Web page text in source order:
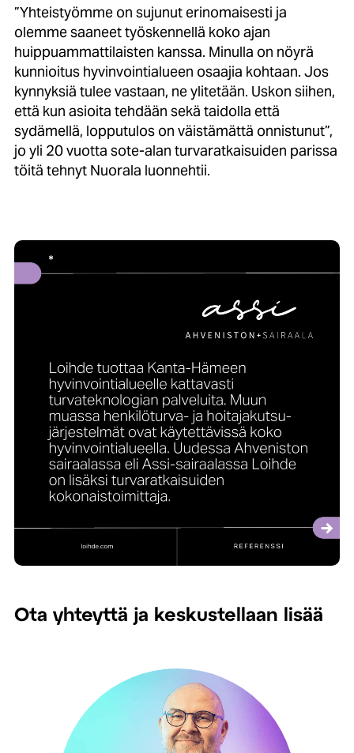
”Yhteistyömme on sujunut erinomaisesti ja
olemme saaneet työskennellä koko ajan
huippuammattilaisten kanssa. Minulla on nöyrä
kunnioitus hyvinvointialueen osaajia kohtaan. Jos
kynnyksiä tulee vastaan, ne ylitetään. Uskon siihen,
että kun asioita tehdään sekä taidolla että
sydämellä, lopputulos on väistämättä onnistunut”,
jo yli 20 vuotta sote-alan turvaratkaisuiden parissa
töitä tehnyt Nuorala luonnehtii.
Ota yhteyttä ja keskustellaan lisää